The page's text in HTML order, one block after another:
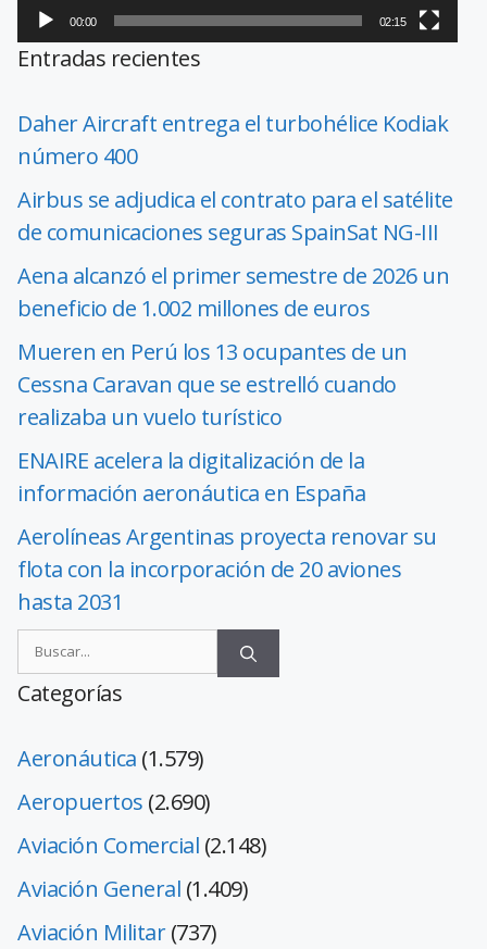
00:00 02:15
Entradas recientes
Daher Aircraft entrega el turbohélice Kodiak
número 400
Airbus se adjudica el contrato para el satélite
de comunicaciones seguras SpainSat NG-III
Aena alcanzó el primer semestre de 2026 un
beneficio de 1.002 millones de euros
Mueren en Perú los 13 ocupantes de un
Cessna Caravan que se estrelló cuando
realizaba un vuelo turístico
ENAIRE acelera la digitalización de la
información aeronáutica en España
Aerolíneas Argentinas proyecta renovar su
flota con la incorporación de 20 aviones
hasta 2031
Categorías
Aeronáutica (1.579)
Aeropuertos (2.690)
Aviación Comercial (2.148)
Aviación General (1.409)
Aviación Militar(737)